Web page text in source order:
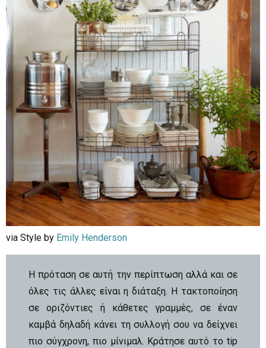
via Style by Emily Henderson
H πρόταση σε αυτή την περίπτωση αλλά και σε
όλες τις άλλες είναι η διάταξη. Η τακτοποίηση
σε οριζόντιες ή κάθετες γραμμές, σε έναν
καμβά δηλαδή κάνει τη συλλογή σου να δείχνει
πιο σύγχρονη, πιο μίνιμαλ. Κράτησε αυτό το tip